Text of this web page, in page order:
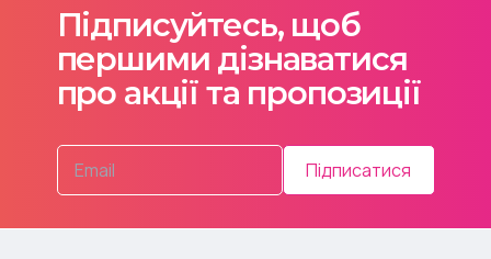
Підписуйтесь, щоб
першими дізнаватися
про акції та пропозиції
Підписатися